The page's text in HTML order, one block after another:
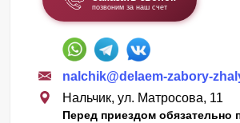
позвоним за наш счет
nalchik@delaem-zabory-
Нальчик, ул. Матросова, 11
Перед приездом обязательно